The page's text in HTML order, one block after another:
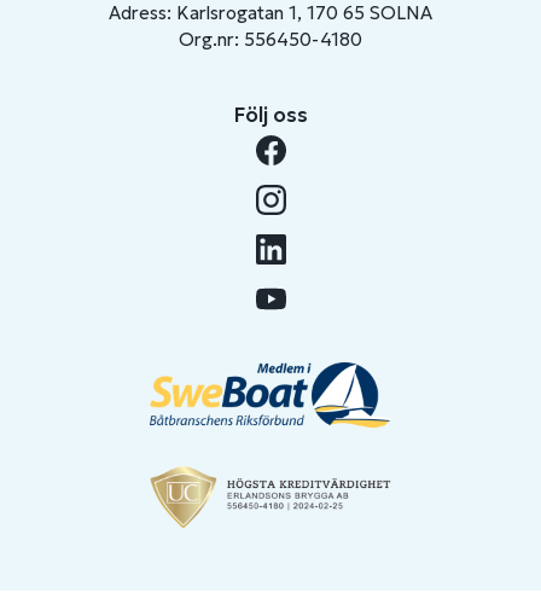
Adress: Karlsrogatan 1, 170 65 SOLNA
Org.nr: 556450-4180
Följ oss